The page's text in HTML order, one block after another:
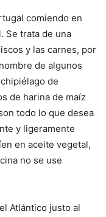
comiendo en
Se trata de una
y las carnes, por
de algunos
de
de harina de maíz
todo lo que desea
y ligeramente
en aceite vegetal,
no se use
Atlántico justo al